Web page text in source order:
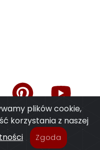
plików cookie,
korzystania z naszej
Zgoda